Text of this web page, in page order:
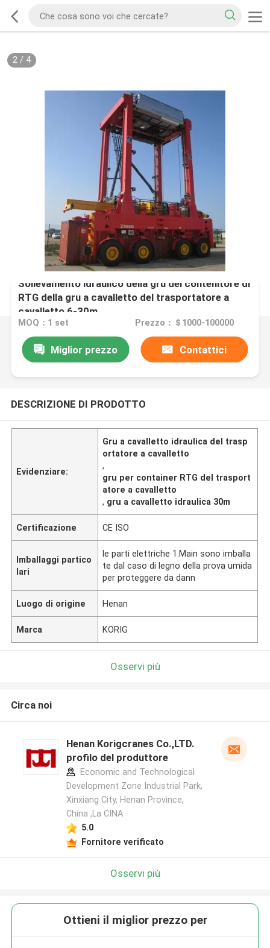
2/ 4
Sollevamento idraulico della gru del contenitore di
RTG della gru a cavalletto del trasportatore a
cavalletto 6-30m
MOQ：1 set Prezzo：＄1000-100000
Miglior prezzo Contattici
DESCRIZIONE DI PRODOTTO
Evidenziare:
Gru a cavalletto idraulica del trasp
ortatore a cavalletto
,
gru per container RTG del trasport
atore a cavalletto
, gru a cavalletto idraulica 30m
Certificazione CE ISO
Imballaggi partico
lari
le parti elettriche 1.Main sono imballa
te dal caso di legno della prova umida
per proteggere da dann
Luogo di origine Henan
Marca KORIG
Osservi più
Circa noi
Henan Korigcranes Co.,LTD.
profilo del produttore
Economic and Technological
Development Zone Industrial Park,
Xinxiang City, Henan Province,
China ,La CINA
5.0
Fornitore verificato
Osservi più
Ottieni il miglior prezzo per